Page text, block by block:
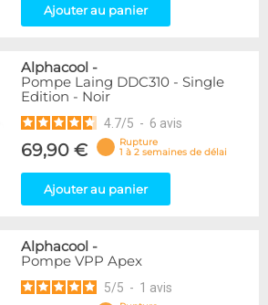
Ajouter au panier
Alphacool -
Pompe Laing DDC310 - Single
Edition - Noir
4.7/5 - 6 avis
69,90 €
Rupture
1 à 2 semaines de délai
Ajouter au panier
Alphacool -
Pompe VPP Apex
5/5 - 1 avis